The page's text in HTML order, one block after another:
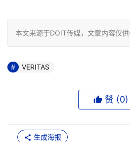
本文来源于DOIT传媒，文章内容仅供
VERITAS
赞 (0)
生成海报